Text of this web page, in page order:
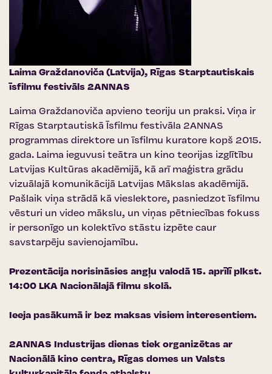
Laima Graždanoviča (Latvija), Rīgas Starptautiskais
īsfilmu festivāls 2ANNAS
Laima Graždanoviča apvieno teoriju un praksi. Viņa ir
Rīgas Starptautiskā Īsfilmu festivāla 2ANNAS
programmas direktore un īsfilmu kuratore kopš 2015.
gada. Laima ieguvusi teātra un kino teorijas izglītību
Latvijas Kultūras akadēmijā, kā arī maģistra grādu
vizuālajā komunikācijā Latvijas Mākslas akadēmijā.
Pašlaik viņa strādā kā vieslektore, pasniedzot īsfilmu
vēsturi un video mākslu, un viņas pētniecības fokuss
ir personīgo un kolektīvo stāstu izpēte caur
savstarpēju savienojamību.
Prezentācija norisināsies angļu valodā 15. aprīlī plkst.
14:00 LKA Nacionālajā filmu skolā.
Ieeja pasākumā ir bez maksas visiem interesentiem.
2ANNAS Industrijas dienas tiek organizētas ar
Nacionālā kino centra, Rīgas domes un Valsts